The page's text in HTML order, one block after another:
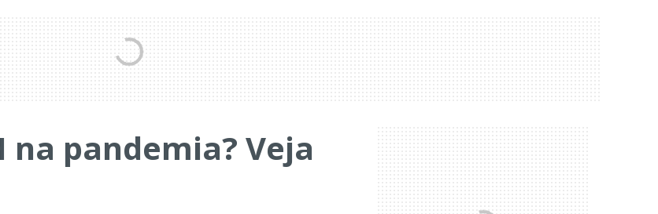
na pandemia? Veja